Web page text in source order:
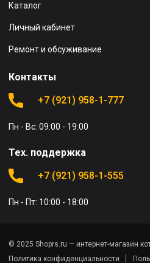
Каталог
Личный кабинет
Ремонт и обсуживание
Контакты
+7 (921) 958-1-777
Пн - Вс: 09:00 - 19:00
Тех. поддержка
+7 (921) 958-1-555
Пн - Пт: 10:00 - 18:00
© 2025 Shoprs.ru — интернет-магазин
Политика конфиденциальности